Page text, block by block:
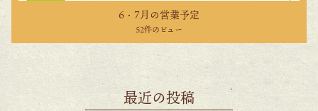
6・7月の営業予定
52件のビュー
最近の投稿